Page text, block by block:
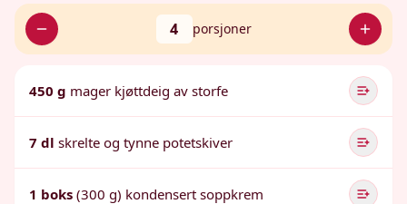
4 porsjoner
450 g mager kjøttdeig av storfe
7 dl skrelte og tynne potetskiver
1 boks (300 g) kondensert soppkrem